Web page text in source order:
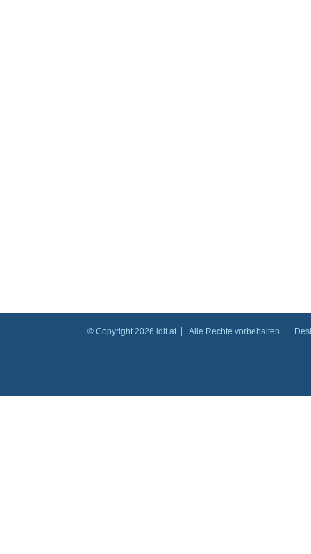
© Copyright 2026 idlt.at Alle Rechte vorbehalten.